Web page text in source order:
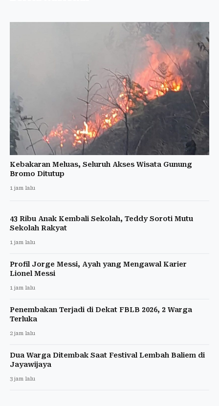
Kebakaran Meluas, Seluruh Akses Wisata Gunung
Bromo Ditutup
1 jam lalu
43 Ribu Anak Kembali Sekolah, Teddy Soroti Mutu
Sekolah Rakyat
1 jam lalu
Profil Jorge Messi, Ayah yang Mengawal Karier
Lionel Messi
1 jam lalu
Penembakan Terjadi di Dekat FBLB 2026, 2 Warga
Terluka
2 jam lalu
Dua Warga Ditembak Saat Festival Lembah Baliem di
Jayawijaya
3 jam lalu